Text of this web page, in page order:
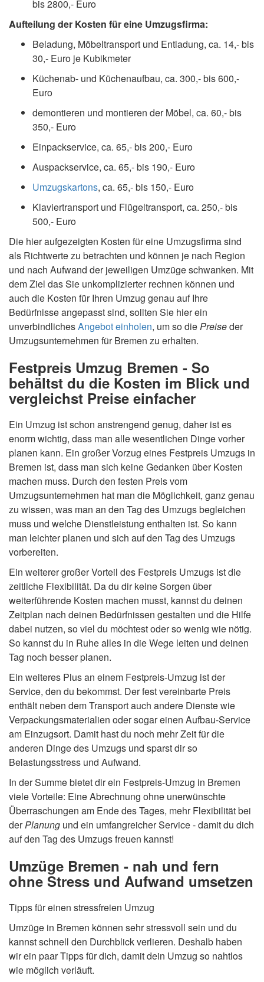
bis 2800,- Euro
Aufteilung der Kosten für eine Umzugsfirma:
Beladung, Möbeltransport und Entladung, ca. 14,- bis
30,- Euro je Kubikmeter
Küchenab- und Küchenaufbau, ca. 300,- bis 600,-
Euro
demontieren und montieren der Möbel, ca. 60,- bis
350,- Euro
Einpackservice, ca. 65,- bis 200,- Euro
Auspackservice, ca. 65,- bis 190,- Euro
Umzugskartons, ca. 65,- bis 150,- Euro
Klaviertransport und Flügeltransport, ca. 250,- bis
500,- Euro
Die hier aufgezeigten Kosten für eine Umzugsfirma sind
als Richtwerte zu betrachten und können je nach Region
und nach Aufwand der jeweiligen Umzüge schwanken. Mit
dem Ziel das Sie unkomplizierter rechnen können und
auch die Kosten für Ihren Umzug genau auf Ihre
Bedürfnisse angepasst sind, sollten Sie hier ein
unverbindlichesAngebot einholen, um so diePreiseder
Umzugsunternehmen für Bremen zu erhalten.
Festpreis Umzug Bremen - So
behältst du die Kosten im Blick und
vergleichst Preise einfacher
Ein Umzug ist schon anstrengend genug, daher ist es
enorm wichtig, dass man alle wesentlichen Dinge vorher
planen kann. Ein großer Vorzug eines Festpreis Umzugs in
Bremen ist, dass man sich keine Gedanken über Kosten
machen muss. Durch den festen Preis vom
Umzugsunternehmen hat man die Möglichkeit, ganz genau
zu wissen, was man an den Tag des Umzugs begleichen
muss und welche Dienstleistung enthalten ist. So kann
man leichter planen und sich auf den Tag des Umzugs
vorbereiten.
Ein weiterer großer Vorteil des Festpreis Umzugs ist die
zeitliche Flexibilität. Da du dir keine Sorgen über
weiterführende Kosten machen musst, kannst du deinen
Zeitplan nach deinen Bedürfnissen gestalten und die Hilfe
dabei nutzen, so viel du möchtest oder so wenig wie nötig.
So kannst du in Ruhe alles in die Wege leiten und deinen
Tag noch besser planen.
Ein weiteres Plus an einem Festpreis-Umzug ist der
Service, den du bekommst. Der fest vereinbarte Preis
enthält neben dem Transport auch andere Dienste wie
Verpackungsmaterialien oder sogar einen Aufbau-Service
am Einzugsort. Damit hast du noch mehr Zeit für die
anderen Dinge des Umzugs und sparst dir so
Belastungsstress und Aufwand.
In der Summe bietet dir ein Festpreis-Umzug in Bremen
viele Vorteile: Eine Abrechnung ohne unerwünschte
Überraschungen am Ende des Tages, mehr Flexibilität bei
derPlanung und ein umfangreicher Service - damit du dich
auf den Tag des Umzugs freuen kannst!
Umzüge Bremen - nah und fern
ohne Stress und Aufwand umsetzen
Tipps für einen stressfreien Umzug
Umzüge in Bremen können sehr stressvoll sein und du
kannst schnell den Durchblick verlieren. Deshalb haben
wir ein paar Tipps für dich, damit dein Umzug so nahtlos
wie möglich verläuft.